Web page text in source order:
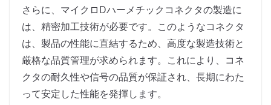
さらに、マイクロDハーメチックコネクタの製造に
は、精密加工技術が必要です。このようなコネクタ
は、製品の性能に直結するため、高度な製造技術と
厳格な品質管理が求められます。これにより、コネ
クタの耐久性や信号の品質が保証され、長期にわた
って安定した性能を発揮します。